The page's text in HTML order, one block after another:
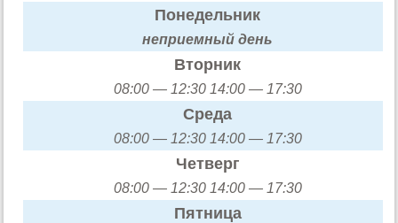
Понедельник
неприемный день
Вторник
08:00 — 12:30 14:00 — 17:30
Среда
08:00 — 12:30 14:00 — 17:30
Четверг
08:00 — 12:30 14:00 — 17:30
Пятница